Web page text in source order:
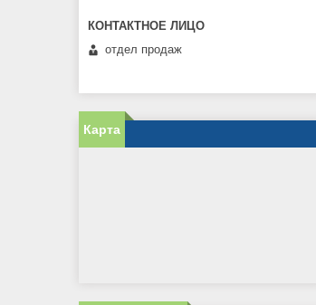
отдел продаж
Карта